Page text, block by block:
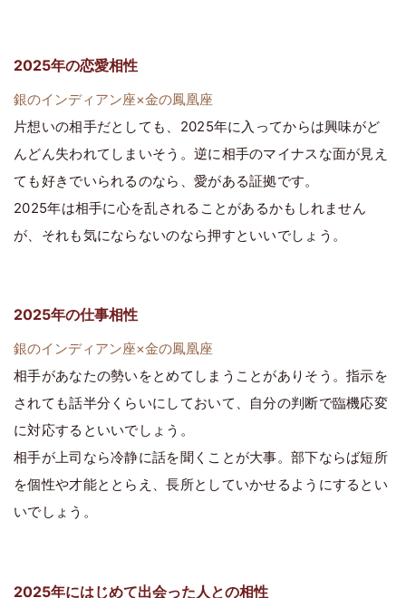
2025年の恋愛相性
銀のインディアン座×金の鳳凰座
片想いの相手だとしても、2025年に入ってからは興味がど
んどん失われてしまいそう。逆に相手のマイナスな面が見え
ても好きでいられるのなら、愛がある証拠です。
2025年は相手に心を乱されることがあるかもしれません
が、それも気にならないのなら押すといいでしょう。
2025年の仕事相性
銀のインディアン座×金の鳳凰座
相手があなたの勢いをとめてしまうことがありそう。指示を
されても話半分くらいにしておいて、自分の判断で臨機応変
に対応するといいでしょう。
相手が上司なら冷静に話を聞くことが大事。部下ならば短所
を個性や才能ととらえ、長所としていかせるようにするとい
いでしょう。
2025年にはじめて出会った人との相性